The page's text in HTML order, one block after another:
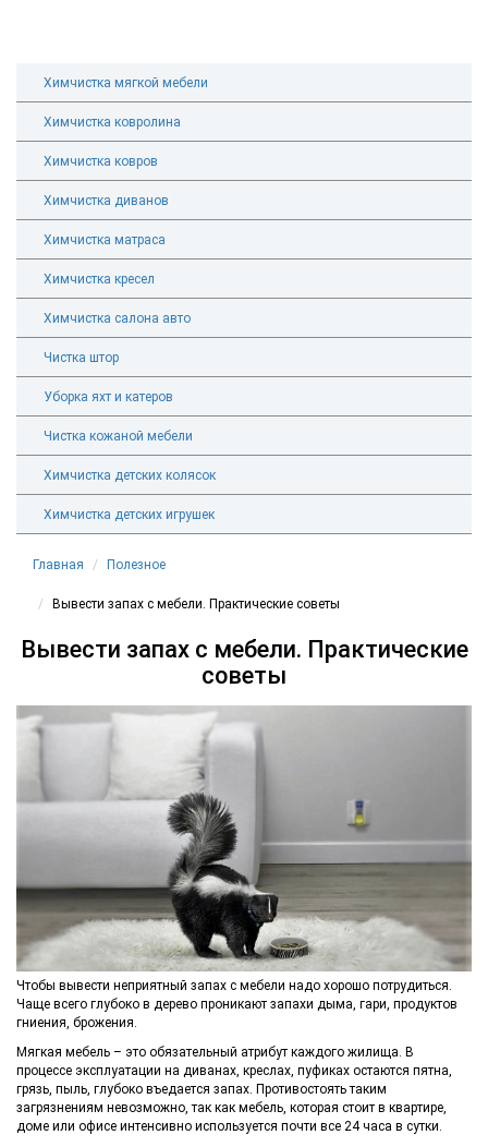
Химчистка мягкой мебели
Химчистка ковролина
Химчистка ковров
Химчистка диванов
Химчистка матраса
Химчистка кресел
Химчистка салона авто
Чистка штор
Уборка яхт и катеров
Чистка кожаной мебели
Химчистка детских колясок
Химчистка детских игрушек
Главная Полезное
Вывести запах с мебели. Практические советы
Вывести запах с мебели. Практические
советы
Чтобы вывести неприятный запах с мебели надо хорошо потрудиться.
Чаще всего глубоко в дерево проникают запахи дыма, гари, продуктов
гниения, брожения.
Мягкая мебель – это обязательный атрибут каждого жилища. В
процессе эксплуатации на диванах, креслах, пуфиках остаются пятна,
грязь, пыль, глубоко въедается запах. Противостоять таким
загрязнениям невозможно, так как мебель, которая стоит в квартире,
доме или офисе интенсивно используется почти все 24 часа в сутки.